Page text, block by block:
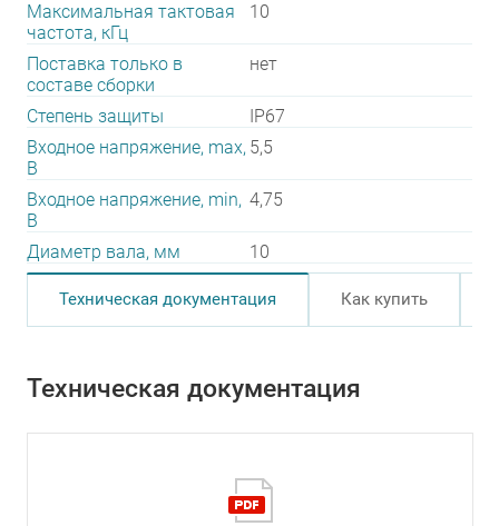
Максимальная тактовая
частота, кГц
10
Поставка только в
составе сборки
нет
Степень защиты
IP67
Входное напряжение, max,
В
5,5
Входное напряжение, min,
В
4,75
Диаметр вала, мм 10
Техническая документация Как купить
Техническая документация